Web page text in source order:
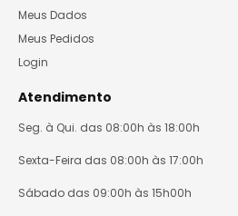
Meus Dados
Meus Pedidos
Login
Atendimento
Seg. à Qui. das 08:00h às 18:00h
Sexta-Feira das 08:00h às 17:00h
Sábado das 09:00h às 15h00h